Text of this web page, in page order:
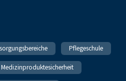
Pflegeschule
Medizinproduktesicherheit